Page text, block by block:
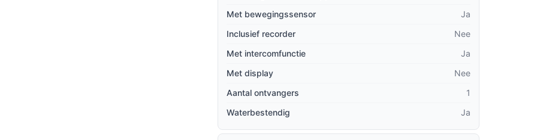
Met bewegingssensor
Ja
Inclusief recorder
Nee
Met intercomfunctie
Ja
Met display
Nee
Aantal ontvangers
1
Waterbestendig
Ja